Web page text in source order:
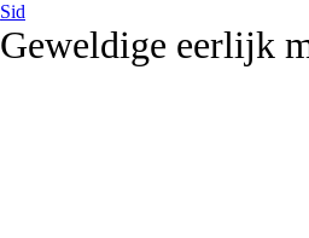
Sid
Geweldige eerlijk